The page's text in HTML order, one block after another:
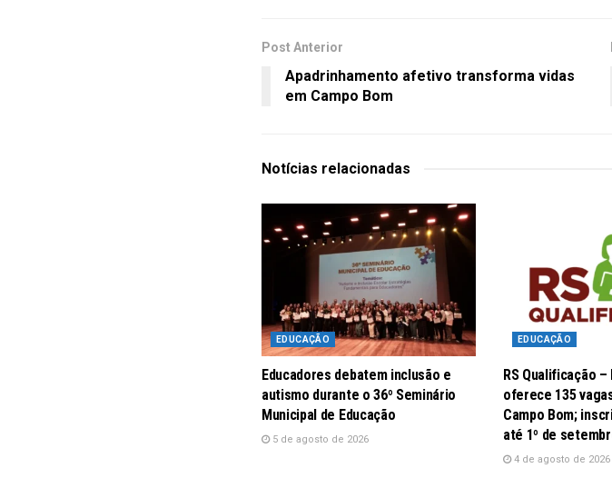
Post Anterior
Apadrinhamento afetivo transforma vidas
em Campo Bom
Notícias relacionadas
EDUCAÇÃO
Educadores debatem inclusão e
autismo durante o 36º Seminário
Municipal de Educação
5 de agosto de 2026
EDUCAÇÃO
RS Qualificação
oferece 135
Campo Bom;
até 1º de
4 de agosto de 2026